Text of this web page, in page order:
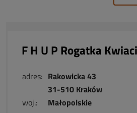
F H U P Rogatka
adres: Rakowicka 43
31-510 Kraków
woj.:
Małopolskie